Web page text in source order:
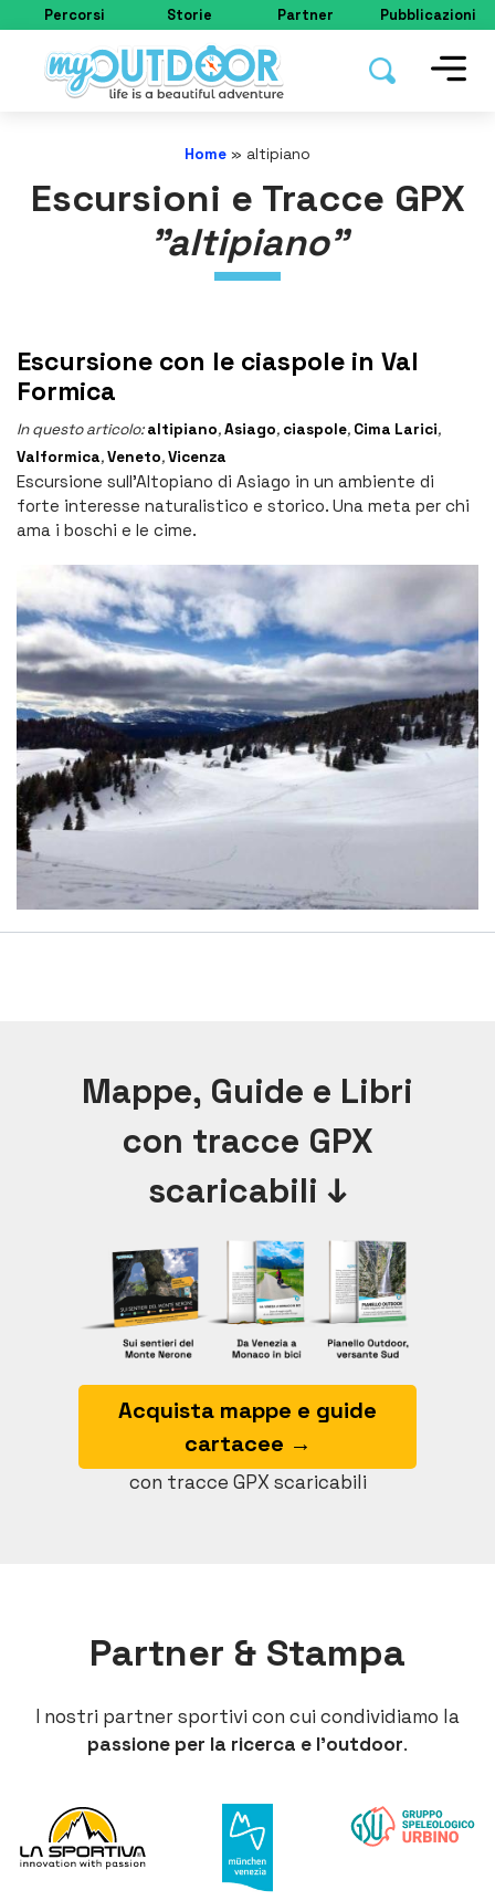
Percorsi Storie Partner Pubblicazioni
Home » altipiano
Escursioni e Tracce GPX
"altipiano"
Escursione con le ciaspole in Val
Formica
In questo articolo:altipiano,Asiago, ciaspole, Cima Larici,
Valformica,Veneto,Vicenza
Escursione sull’Altopiano di Asiago in un ambiente di
forte interesse naturalistico e storico. Una meta per chi
ama i boschi e le cime.
Mappe, Guide e Libri
con tracce GPX
scaricabili ↓
Acquista mappe e guide
cartacee →
con tracce GPX scaricabili
Partner & Stampa
I nostri partner sportivi con cui condividiamo la
passione per la ricerca e l’outdoor.